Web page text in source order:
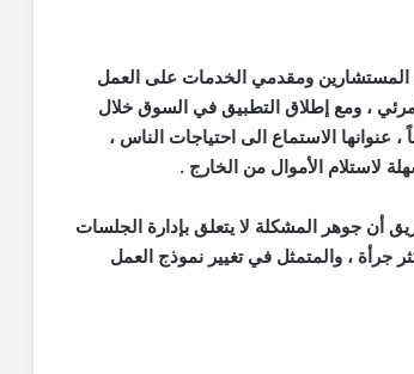
المستشارين ومقدمي الخدمات على العمل
، ومع إطلاق التطبيق في السوق خلال
،
لاستلام الأموال من الخارج .
أدرك الفريق أن جوهر المشكلة لا يتعلق بإدارة الجلسات
جرأة ، والمتمثل في تغيير نموذج العمل